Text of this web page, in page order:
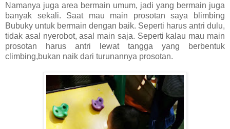
Namanya juga area bermain umum, jadi yang bermain juga
banyak sekali. Saat mau main prosotan saya blimbing
Bubuky untuk bermain dengan baik. Seperti harus antri dulu,
tidak asal nyerobot, asal main saja. Seperti kalau mau main
prosotan harus antri lewat tangga yang berbentuk
climbing,bukan naik dari turunannya prosotan.